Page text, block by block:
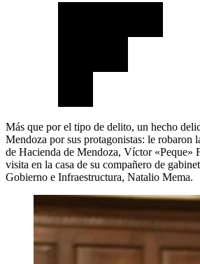
Más que por el tipo de delito, un hecho
Mendoza por sus protagonistas: le robaron
de Hacienda de Mendoza, Víctor «Peque»
visita en la casa de su compañero de
Gobierno e Infraestructura, Natalio Mema.